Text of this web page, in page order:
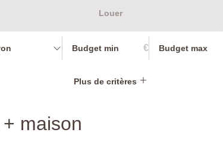
Louer
€
Plus de critères
maison